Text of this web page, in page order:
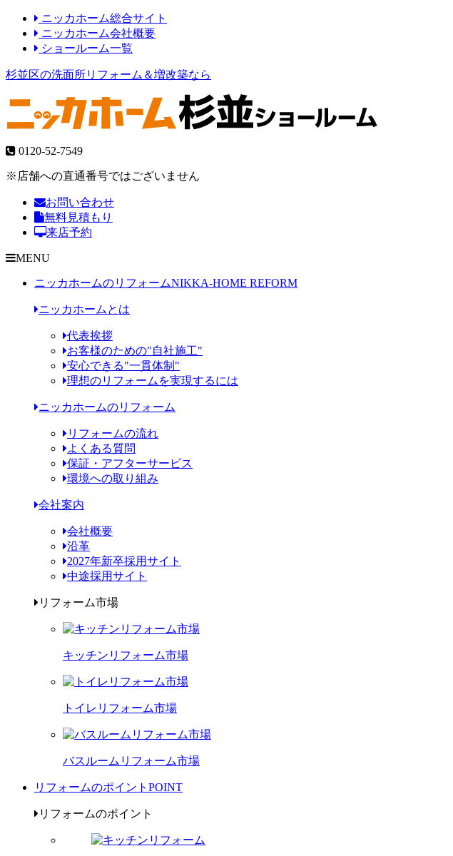
ニッカホーム総合サイト
ニッカホーム会社概要
ショールーム一覧
杉並区の洗面所リフォーム＆増改築なら
0120-52-7549
※店舗への直通番号ではございません
お問い合わせ
無料見積もり
来店予約
MENU
ニッカホームのリフォームNIKKA-HOME REFORM
ニッカホームとは
代表挨拶
お客様のための"自社施工"
安心できる"一貫体制"
理想のリフォームを実現するには
ニッカホームのリフォーム
リフォームの流れ
よくある質問
保証・アフターサービス
環境への取り組み
会社案内
会社概要
沿革
2027年新卒採用サイト
中途採用サイト
リフォーム市場
キッチンリフォーム市場
トイレリフォーム市場
バスルームリフォーム市場
リフォームのポイント POINT
リフォームのポイント